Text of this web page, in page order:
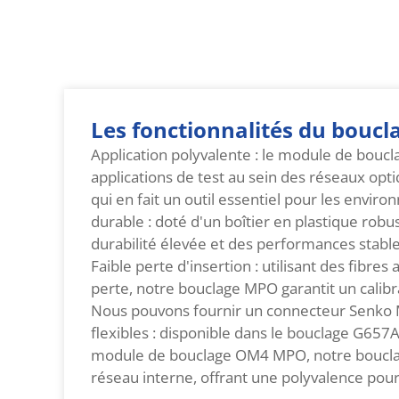
Les fonctionnalités du
Application polyvalente : le module de
applications de test au sein des réseaux
qui en fait un outil essentiel pour les
durable : doté d'un boîtier en plastique
durabilité élevée et des performances
Faible perte d'insertion : utilisant des fibres
perte, notre bouclage MPO garantit un
Nous pouvons fournir un connecteur
flexibles : disponible dans le bouclage
module de bouclage OM4 MPO, notre
réseau interne, offrant une polyvalence